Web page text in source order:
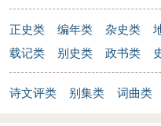
正史类 编年类 杂史类
载记类
别史类 政书类
诗文评类 别集类 词曲类